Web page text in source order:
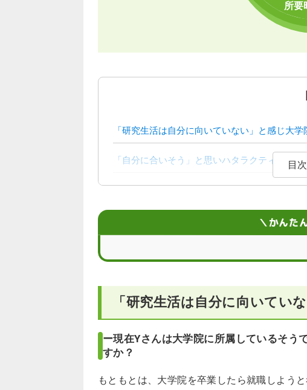
「研究生活は自分に向いていない」と感じ大
「自分に合いそう」と思いハタラクティブに登
今後は自動車関連の分野など、色々なことに
目
＼かんた
「研究生活は自分に向いてい
ー現在Yさんは大学院に所属しているそう
すか？
もともとは、大学院を卒業したら就職しようと